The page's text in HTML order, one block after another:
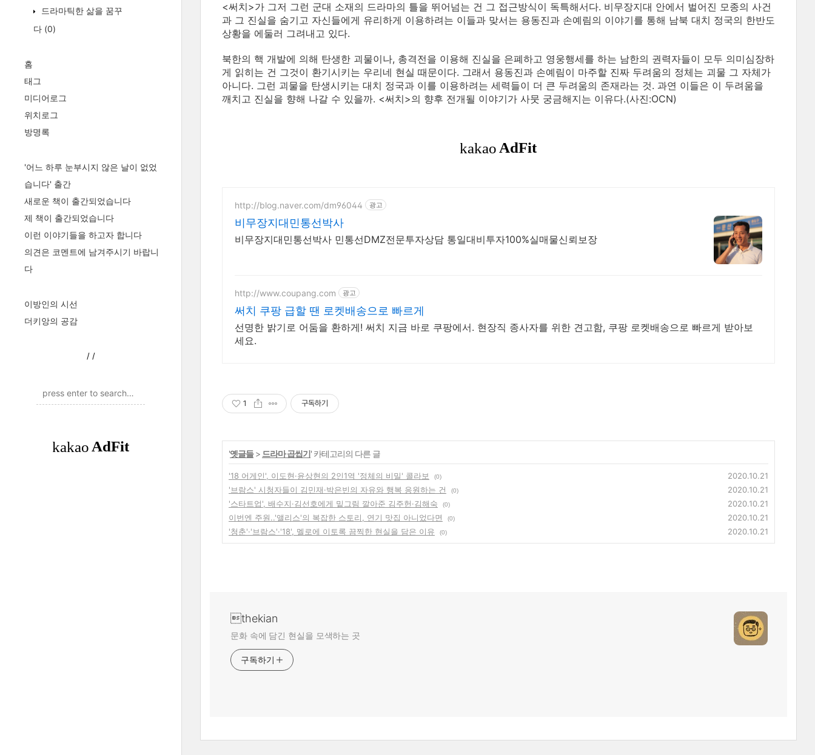
드라마틱한 삶을 꿈꾸
다 (0)
홈
태그
미디어로그
위치로그
방명록
'어느 하루 눈부시지 않은 날이 없었
습니다' 출간
새로운 책이 출간되었습니다
제 책이 출간되었습니다
이런 이야기들을 하고자 합니다
의견은 코멘트에 남겨주시기 바랍니
다
이방인의 시선
더키앙의 공감
/ /
<써치>가 그저 그런 군대 소재의 드라마의 틀을 뛰어넘는 건 그 접근방식이 독특해서다. 비무장지대 안에서 벌어진 모종의 사건
과 그 진실을 숨기고 자신들에게 유리하게 이용하려는 이들과 맞서는 용동진과 손예림의 이야기를 통해 남북 대치 정국의 한반도
상황을 에둘러 그려내고 있다.
북한의 핵 개발에 의해 탄생한 괴물이나, 총격전을 이용해 진실을 은폐하고 영웅행세를 하는 남한의 권력자들이 모두 의미심장하
게 읽히는 건 그것이 환기시키는 우리네 현실 때문이다. 그래서 용동진과 손예림이 마주할 진짜 두려움의 정체는 괴물 그 자체가
아니다. 그런 괴물을 탄생시키는 대치 정국과 이를 이용하려는 세력들이 더 큰 두려움의 존재라는 것. 과연 이들은 이 두려움을
깨치고 진실을 향해 나갈 수 있을까. <써치>의 향후 전개될 이야기가 사뭇 궁금해지는 이유다.(사진:OCN)
http://blog.naver.com/dm96044 광고
비무장지대민통선박사
비무장지대민통선박사 민통선DMZ전문투자상담 통일대비투자100%실매물신뢰보장
http://www.coupang.com 광고
써치 쿠팡 급할 땐 로켓배송으로 빠르게
선명한 밝기로 어둠을 환하게! 써치 지금 바로 쿠팡에서. 현장직 종사자를 위한 견고함, 쿠팡 로켓배송으로 빠르게 받아보
세요.
1 구독하기
'옛글들> 드라마 곱씹기' 카테고리의 다른 글
'18 어게인', 이도현·윤상현의 2인1역 '정체의 비밀' 콜라보 (0)
2020.10.21
'브람스' 시청자들이 김민재·박은빈의 자유와 행복 응원하는 건
(0)
2020.10.21
'스타트업', 배수지·김선호에게 밑그림 깔아준 김주헌·김해숙
(0)
2020.10.21
이번엔 주원..'앨리스'의 복잡한 스토리, 연기 맛집 아니었다면
(0)
2020.10.21
'청춘'·'브람스'·'18', 멜로에 이토록 끔찍한 현실을 담은 이유
(0) 2020.10.21
thekian
문화 속에 담긴 현실을 모색하는 곳
구독하기